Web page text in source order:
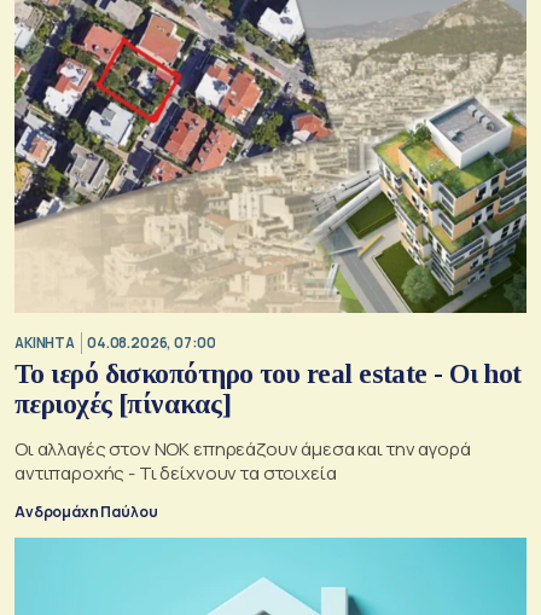
ΑΚΙΝΗΤΑ 04.08.2026, 07:00
Το ιερό δισκοπότηρο του real estate - Οι hot
περιοχές [πίνακας]
Οι αλλαγές στον ΝΟΚ επηρεάζουν άμεσα και την αγορά
αντιπαροχής - Τι δείχνουν τα στοιχεία
Ανδρομάχη Παύλου